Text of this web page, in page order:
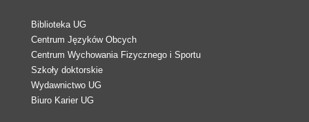
Biblioteka UG
Centrum Języków Obcych
Centrum Wychowania Fizycznego i Sportu
Szkoły doktorskie
Wydawnictwo UG
Biuro Karier UG